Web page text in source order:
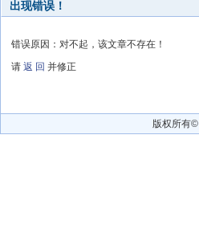
出现错误！
错误原因：对不起，该文章不存在！
请 返 回 并修正
版权所有©